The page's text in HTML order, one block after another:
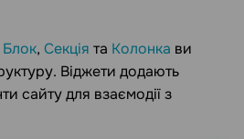
Блок, Секція та Колонка ви
Віджети додають
сайту для взаємодії з